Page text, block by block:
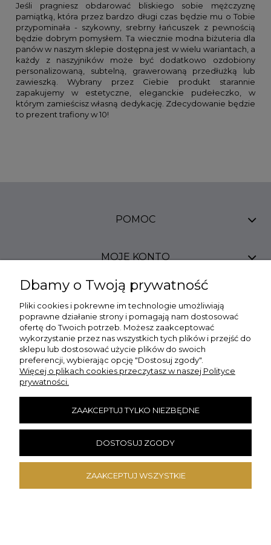
Jeśli pragniesz obdarować bliskiego sobie mężczyznę
pamiątką, która przez bardzo długi czas będzie mu o Tobie
przypominała - szykowny, srebrny łańcuszek z pewnością
będzie dobrym pomysłem. Ta wiecznie modna biżuteria dla
panów w naszym sklepie dostępna jest w wielu wariantach, a
każdy z naszyjników może być dodatkowo ozdobiony
personalizowaną, subtelną, grawerowaną przedłużką lub
zawieszką. Wybrany przez Ciebie produkt starannie
zapakujemy w estetyczne, eleganckie pudełeczko, w
którym zamieścisz własną dedykację. Zdecydowanie będzie
to prezent trafiony w 10!
POMOC
MOJE KONTO
PŁATNOŚCI I DOSTAWA
INFORMACJE
O NAS
DANE KONTAKTOWE
Szybkie Zwroty
Dbamy o Twoją prywatność
Pliki cookies i pokrewne im technologie umożliwiają
poprawne działanie strony i pomagają nam dostosować
ofertę do Twoich potrzeb. Możesz zaakceptować
wykorzystanie przez nas wszystkich tych plików i przejść do
sklepu lub dostosować użycie plików do swoich
preferencji, wybierając opcję "Dostosuj zgody".
Więcej o plikach cookies przeczytasz w naszej Polityce
prywatności.
ZAAKCEPTUJ TYLKO NIEZBĘDNE
DOSTOSUJ ZGODY
ZAAKCEPTUJ WSZYSTKIE